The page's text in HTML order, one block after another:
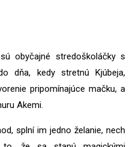
obyčajné stredoškoláčky s
dňa, kedy stretnú Kjúbeja,
pripomínajúce mačku, a
Akemi.
splní im jedno želanie, nech